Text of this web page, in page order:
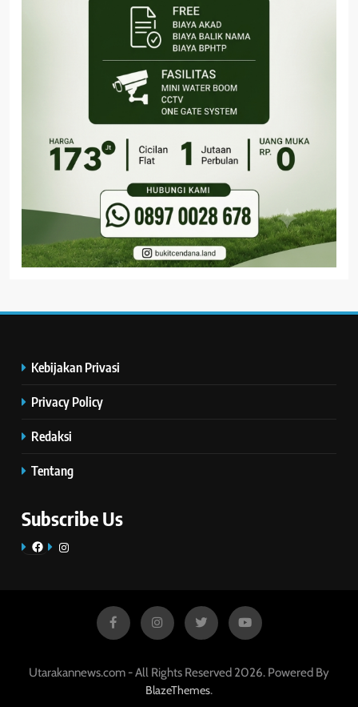
Kebijakan Privasi
Privacy Policy
Redaksi
Tentang
Subscribe Us
FacebookInstagram
Utarakannews.com - All Rights Reserved 2026. Powered By
BlazeThemes.